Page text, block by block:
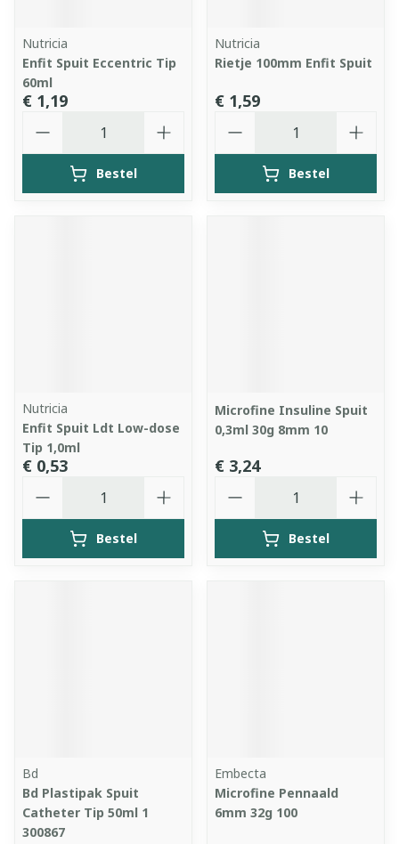
Nutricia
Enfit Spuit Eccentric Tip
60ml
€ 1,19
Bestel
Nutricia
Rietje 100mm Enfit Spuit
€ 1,59
Bestel
Nutricia
Enfit Spuit Ldt Low-dose
Tip 1,0ml
€ 0,53
Bestel
Microfine Insuline Spuit
0,3ml 30g 8mm 10
€ 3,24
Bestel
Bd
Bd Plastipak Spuit
Catheter Tip 50ml 1
300867
Embecta
Microfine Pennaald
6mm 32g 100